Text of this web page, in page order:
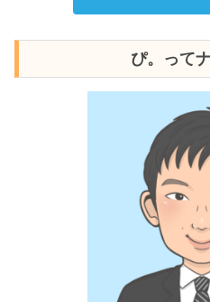
ぴ。って